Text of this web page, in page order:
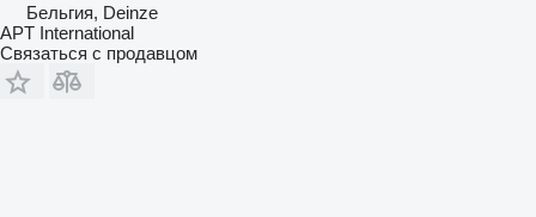
Бельгия, Deinze
APT International
Связаться с продавцом